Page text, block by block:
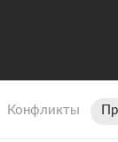
Конфликты